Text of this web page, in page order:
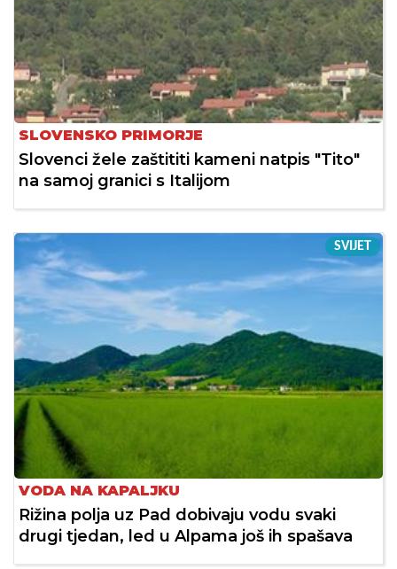
SLOVENSKO PRIMORJE
Slovenci žele zaštititi kameni natpis "Tito"
na samoj granici s Italijom
SVIJET
VODA NA KAPALJKU
Rižina polja uz Pad dobivaju vodu svaki
drugi tjedan, led u Alpama još ih spašava